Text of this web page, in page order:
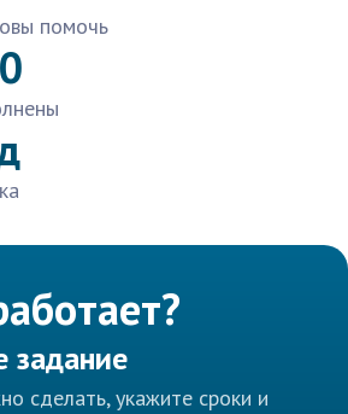
помочь
задание
сделать, укажите сроки и